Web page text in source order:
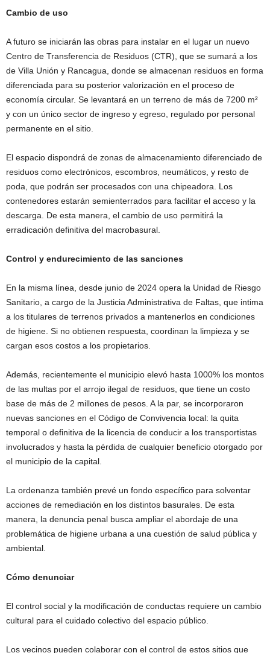
Cambio de uso
A futuro se iniciarán las obras para instalar en el lugar un nuevo
Centro de Transferencia de Residuos (CTR), que se sumará a los
de Villa Unión y Rancagua, donde se almacenan residuos en forma
diferenciada para su posterior valorización en el proceso de
economía circular. Se levantará en un terreno de más de 7200 m²
y con un único sector de ingreso y egreso, regulado por personal
permanente en el sitio.
El espacio dispondrá de zonas de almacenamiento diferenciado de
residuos como electrónicos, escombros, neumáticos, y resto de
poda, que podrán ser procesados con una chipeadora. Los
contenedores estarán semienterrados para facilitar el acceso y la
descarga. De esta manera, el cambio de uso permitirá la
erradicación definitiva del macrobasural.
Control y endurecimiento de las sanciones
En la misma línea, desde junio de 2024 opera la Unidad de Riesgo
Sanitario, a cargo de la Justicia Administrativa de Faltas, que intima
a los titulares de terrenos privados a mantenerlos en condiciones
de higiene. Si no obtienen respuesta, coordinan la limpieza y se
cargan esos costos a los propietarios.
Además, recientemente el municipio elevó hasta 1000% los montos
de las multas por el arrojo ilegal de residuos, que tiene un costo
base de más de 2 millones de pesos. A la par, se incorporaron
nuevas sanciones en el Código de Convivencia local: la quita
temporal o definitiva de la licencia de conducir a los transportistas
involucrados y hasta la pérdida de cualquier beneficio otorgado por
el municipio de la capital.
La ordenanza también prevé un fondo específico para solventar
acciones de remediación en los distintos basurales. De esta
manera, la denuncia penal busca ampliar el abordaje de una
problemática de higiene urbana a una cuestión de salud pública y
ambiental.
Cómo denunciar
El control social y la modificación de conductas requiere un cambio
cultural para el cuidado colectivo del espacio público.
Los vecinos pueden colaborar con el control de estos sitios que